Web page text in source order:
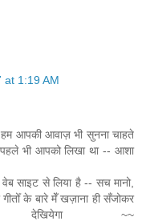
at 1:19 AM
आपकी आवाज़ भी सुनना चाहते
भी आपको लिखा था -- आशा
साइट से लिया है -- सच मानो,
के बारे मेँ खज़ाना ही सँजोकर
~~